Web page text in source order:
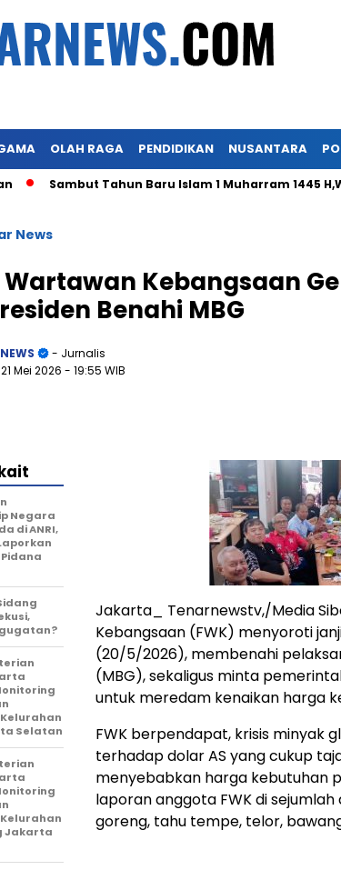
OLAH RAGA PENDIDIKAN NUSANTARA
Sambut Tahun Baru Islam 1 Muharram 1445
News
Kebangsaan
Benahi MBG
- Jurnalis
Mei 2026 - 19:55 WIB
Jakarta_ Tenarnewstv,/Media
Kebangsaan (FWK) menyoroti
(20/5/2026), membenahi
(MBG), sekaligus minta
untuk meredam kenaikan harga
FWK berpendapat, krisis minyak
terhadap dolar AS yang cukup
menyebabkan harga kebutuhan
laporan anggota FWK di
goreng, tahu tempe, telor,
Negara
di ANRI,
Selatan
Jakarta